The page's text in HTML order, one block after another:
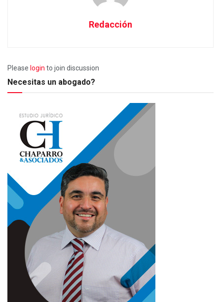
Redacción
Please login to join discussion
Necesitas un abogado?